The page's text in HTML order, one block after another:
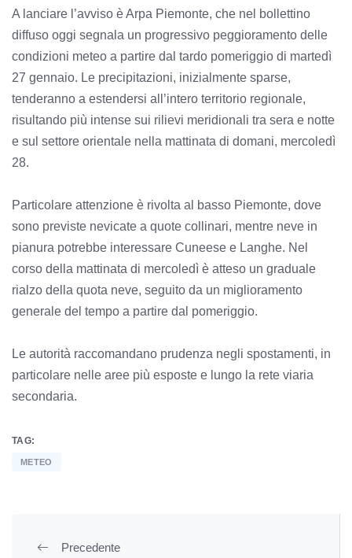
A lanciare l’avviso è Arpa Piemonte, che nel bollettino
diffuso oggi segnala un progressivo peggioramento delle
condizioni meteo a partire dal tardo pomeriggio di martedì
27 gennaio. Le precipitazioni, inizialmente sparse,
tenderanno a estendersi all’intero territorio regionale,
risultando più intense sui rilievi meridionali tra sera e notte
e sul settore orientale nella mattinata di domani, mercoledì
28.
Particolare attenzione è rivolta al basso Piemonte, dove
sono previste nevicate a quote collinari, mentre neve in
pianura potrebbe interessare Cuneese e Langhe. Nel
corso della mattinata di mercoledì è atteso un graduale
rialzo della quota neve, seguito da un miglioramento
generale del tempo a partire dal pomeriggio.
Le autorità raccomandano prudenza negli spostamenti, in
particolare nelle aree più esposte e lungo la rete viaria
secondaria.
TAG:
METEO
Precedente